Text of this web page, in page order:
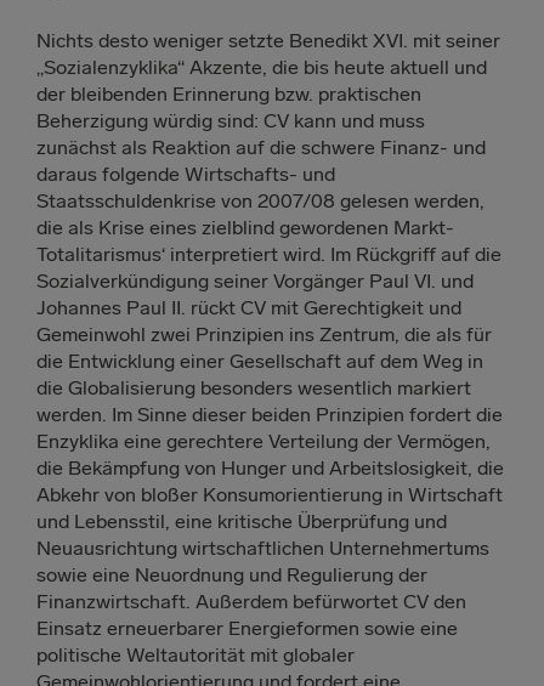
Nichts desto weniger setzte Benedikt XVI. mit seiner
„Sozialenzyklika“ Akzente, die bis heute aktuell und
der bleibenden Erinnerung bzw. praktischen
Beherzigung würdig sind: CV kann und muss
zunächst als Reaktion auf die schwere Finanz- und
daraus folgende Wirtschafts- und
Staatsschuldenkrise von 2007/08 gelesen werden,
die als Krise eines zielblind gewordenen Markt-
Totalitarismus‘ interpretiert wird. Im Rückgriff auf die
Sozialverkündigung seiner Vorgänger Paul VI. und
Johannes Paul II. rückt CV mit Gerechtigkeit und
Gemeinwohl zwei Prinzipien ins Zentrum, die als für
die Entwicklung einer Gesellschaft auf dem Weg in
die Globalisierung besonders wesentlich markiert
werden. Im Sinne dieser beiden Prinzipien fordert die
Enzyklika eine gerechtere Verteilung der Vermögen,
die Bekämpfung von Hunger und Arbeitslosigkeit, die
Abkehr von bloßer Konsumorientierung in Wirtschaft
und Lebensstil, eine kritische Überprüfung und
Neuausrichtung wirtschaftlichen Unternehmertums
sowie eine Neuordnung und Regulierung der
Finanzwirtschaft. Außerdem befürwortet CV den
Einsatz erneuerbarer Energieformen sowie eine
politische Weltautorität mit globaler
Gemeinwohlorientierung und fordert eine